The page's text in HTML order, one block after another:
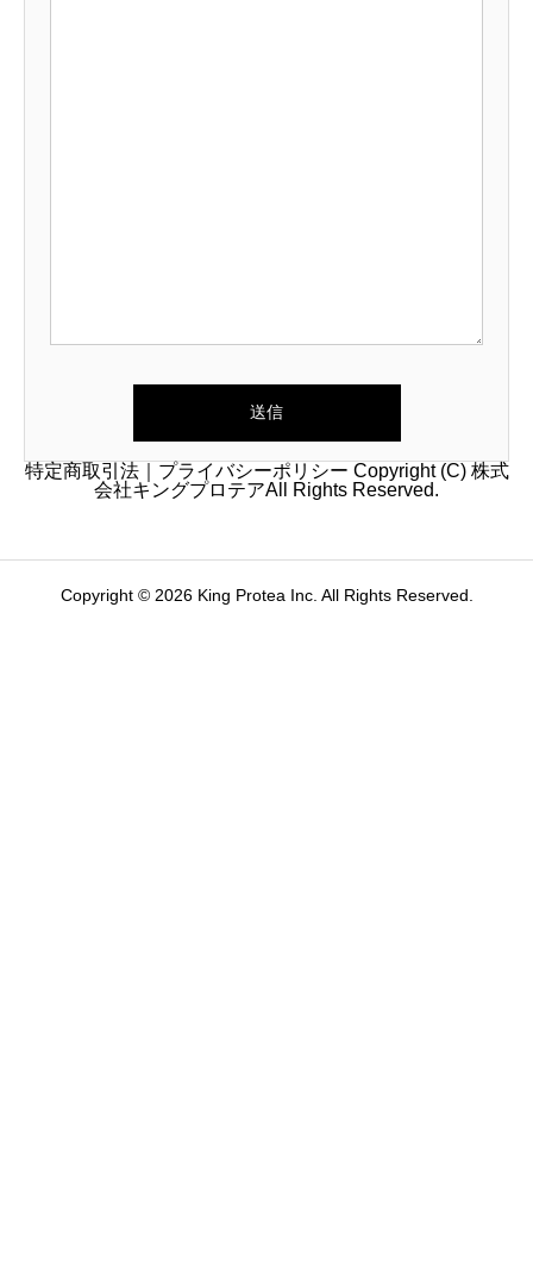
特定商取引法｜ プライバシーポリシー Copyright (C) 株式
会社キングプロテアAll Rights Reserved.
Copyright © 2026 King Protea Inc. All Rights Reserved.